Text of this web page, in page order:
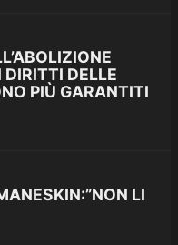
DIRITTI DELLE
PIÙ GARANTITI
LI